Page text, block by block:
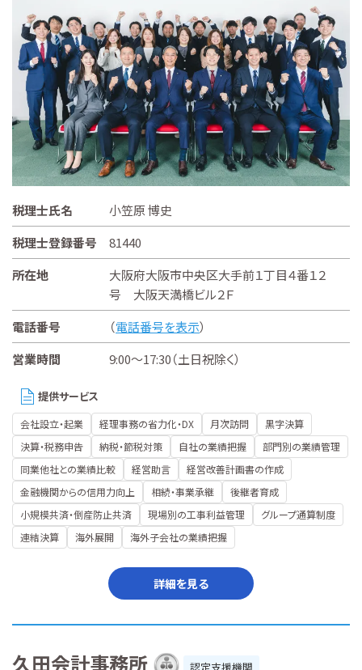
税理士氏名
小笠原 博史
税理士登録番号
81440
所在地
大阪府大阪市中央区大手前１丁目４番１２
号 大阪天満橋ビル２Ｆ
電話番号
（電話番号を表示）
営業時間
9:00～17:30（土日祝除く）
提供サービス
会社設立・起業 経理事務の省力化・DX 月次訪問
黒字決算
決算・税務申告
納税・節税対策 自社の業績把握
部門別の業績管理
同業他社との業績比較
経営助言
経営改善計画書の作成
金融機関からの信用力向上
相続・事業承継
後継者育成
小規模共済・倒産防止共済
現場別の工事利益管理
グループ通算制度
連結決算
海外展開 海外子会社の業績把握
詳細を見る
久田会計事務所